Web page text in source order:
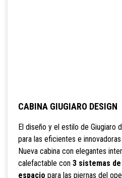
CABINA GIUGIARO DESIGN
El diseño y el estilo de Giugiaro
para las eficientes e
Nueva cabina con elegantes
calefactable con 3 sistemas
espacio para las piernas del